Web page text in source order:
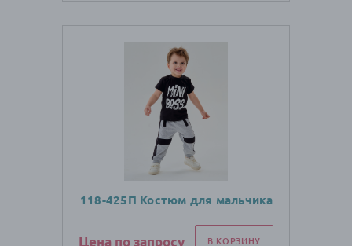
118-425П Костюм для мальчика
Цена по запросу В КОРЗИНУ